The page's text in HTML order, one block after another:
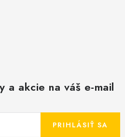
a akcie na váš e-mail
PRIHLÁSIŤ SA